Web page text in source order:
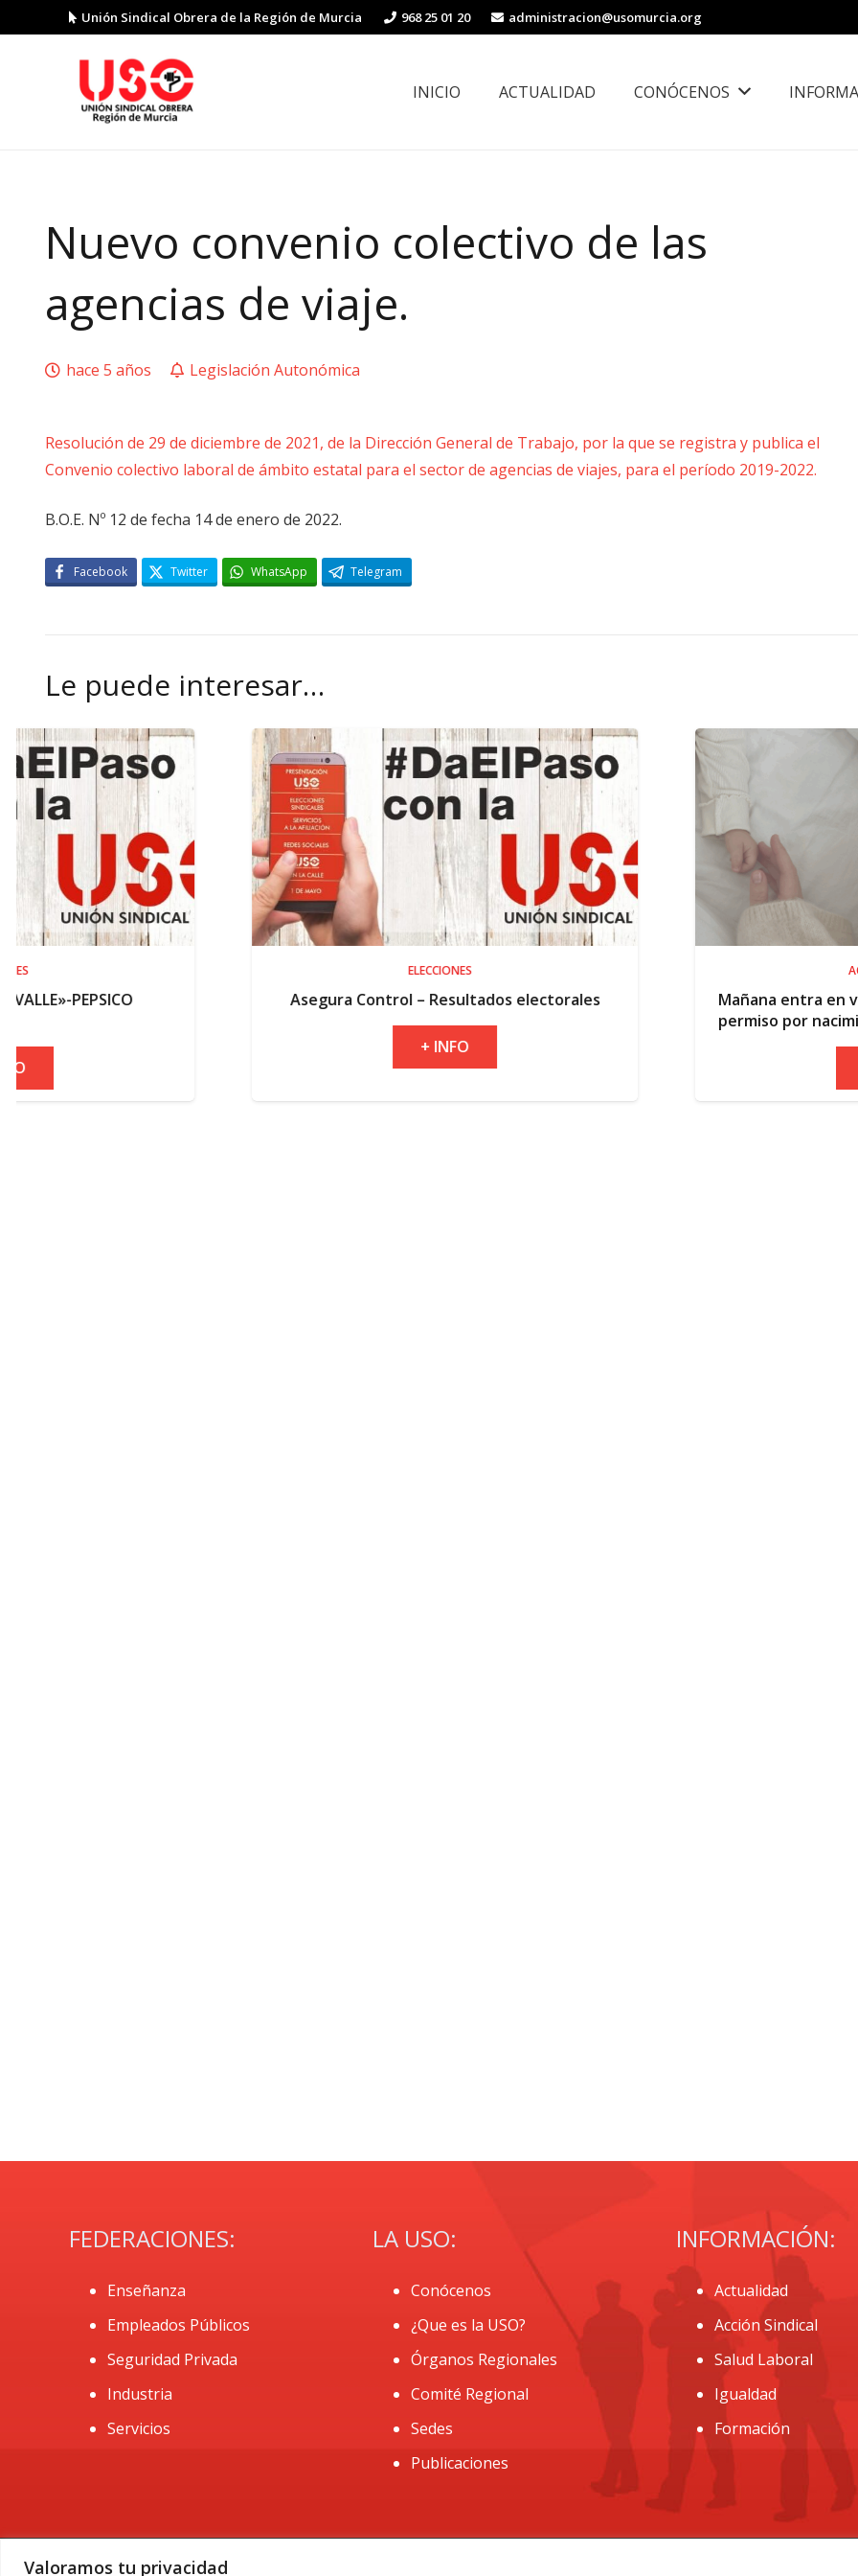
Valoramos tu privacidad
Unión Sindical Obrera de la Región de Murcia 968 25 01 20 administracion@usomurcia.org
INICIO ACTUALIDAD CONÓCENOS
Nuevo convenio colectivo de las
agencias de viaje.
hace 5 años Legislación Autonómica
Resolución de 29 de diciembre de 2021, de la Dirección General de Trabajo, por la que se registra y publica el
Convenio colectivo laboral de ámbito estatal para el sector de agencias de viajes, para el período 2019-2022.
B.O.E. Nº 12 de fecha 14 de enero de 2022.
Facebook Twitter WhatsApp Telegram
Le puede interesar…
Asegura Control – Resultados electorales
Mañana entra en vigor la
permiso por nacimiento
FEDERACIONES:
Enseñanza
Empleados Públicos
Seguridad Privada
Industria
Servicios
LA USO:
Conócenos
¿Que es la USO?
Órganos Regionales
Comité Regional
Sedes
Publicaciones
INFORMACIÓN:
Actualidad
Acción Sindical
Salud Laboral
Igualdad
Formación